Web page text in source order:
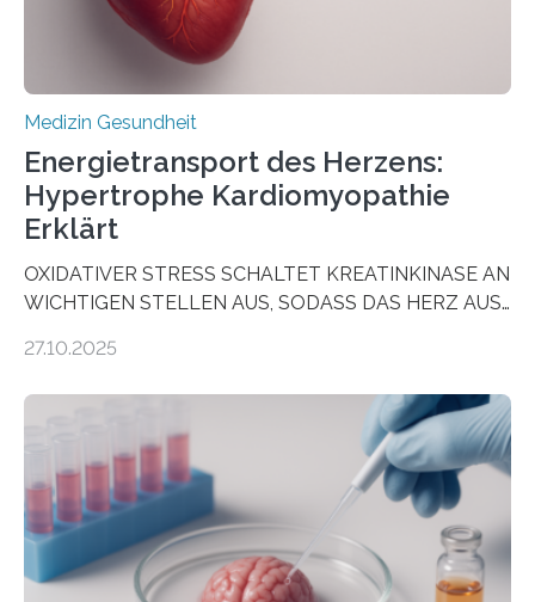
Medizin Gesundheit
Energietransport des Herzens:
Hypertrophe Kardiomyopathie
Erklärt
OXIDATIVER STRESS SCHALTET KREATINKINASE AN
WICHTIGEN STELLEN AUS, SODASS DAS HERZ AUS
aus dem Deutschen Zentrum für Herzinsuffizienz
im Journal Circulation, warum der Energietransport bei
der Hypertrophen Kardiomyopathie (HCM) versagen
kann und wie sich durch eine Verringerung der
Herzbelastung und des oxidativen Stresses
Rhythmusstörungen reduzieren lassen. Würzburg. Die
hypertrophe Kardiomyopathie (HCM) ist die häufigste
erblich bedingte Herzerkrankung. Sie führt dazu, dass
27.10.2025